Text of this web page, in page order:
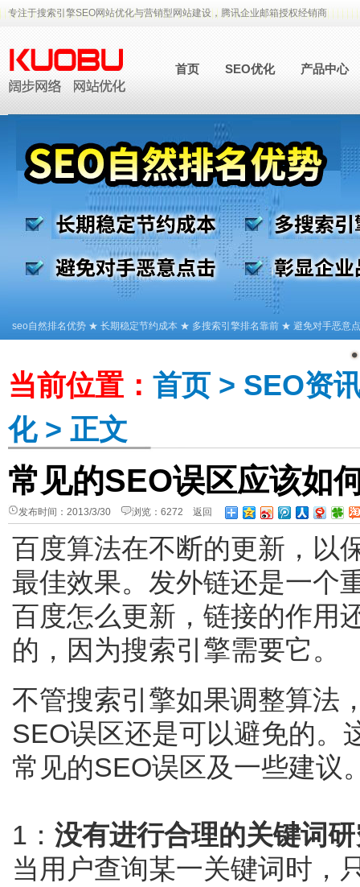
专注于搜索引擎SEO网站优化与营销型网站建设，腾讯企业邮箱授权经销商
首页 SEO优化 产品中心
seo自然排名优势 ★ 长期稳定节约成本 ★ 多搜索引擎排名靠前 ★ 避免对手恶意
当前位置： 首页 > SEO资
化> 正文
常见的SEO误区应该如
发布时间：2013/3/30 浏览：6272 返回
百度算法在不断的更新，以
最佳效果。发外链还是一个
百度怎么更新，链接的作用
的，因为搜索引擎需要它。
不管搜索引擎如果调整算法
SEO误区还是可以避免的。
常见的SEO误区及一些建议
1： 没有进行合理的关键词
当用户查询某一关键词时，